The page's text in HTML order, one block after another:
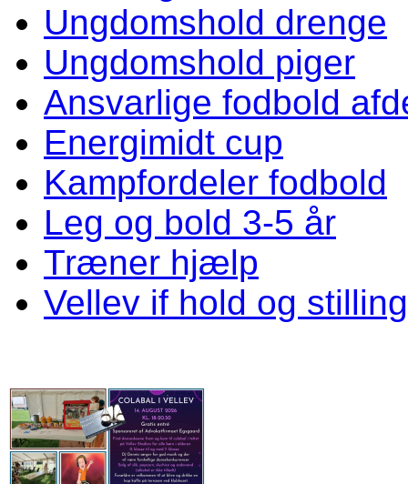
Ungdomshold drenge
Ungdomshold piger
Ansvarlige fodbold
Energimidt cup
Kampfordeler fodbold
Leg og bold 3-5 år
Træner hjælp
Vellev if hold og